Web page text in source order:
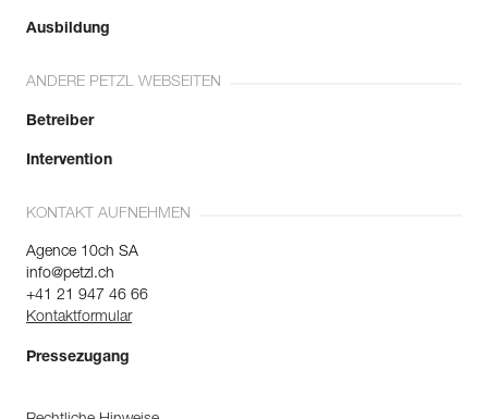
Ausbildung
ANDERE PETZL WEBSEITEN
Betreiber
Intervention
KONTAKT AUFNEHMEN
Agence 10ch SA
info@petzl.ch
+41 21 947 46 66
Kontaktformular
Pressezugang